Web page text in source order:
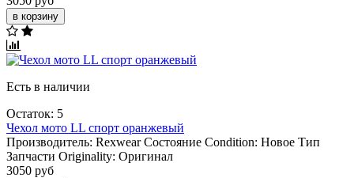
в корзину
Есть в наличии
Остаток: 5
Чехол мото LL спорт оранжевый
Производитель: Rexwear Состояние Condition: Новое Тип
Запчасти Originality: Оригинал
3050 руб